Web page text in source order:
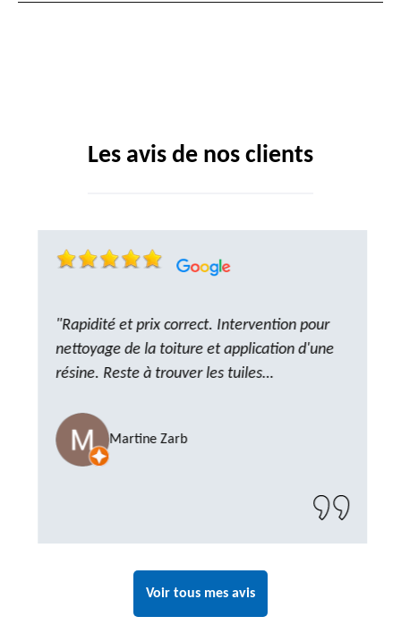
Les avis de nos clients
"Rapidité et prix correct. Intervention pour
nettoyage de la toiture et application d'une
résine. Reste à trouver les tuiles
compter sur M. GOT. Très content de la
prestation, a recommander sans problème"
Martine Zarb
Voir tous mes avis